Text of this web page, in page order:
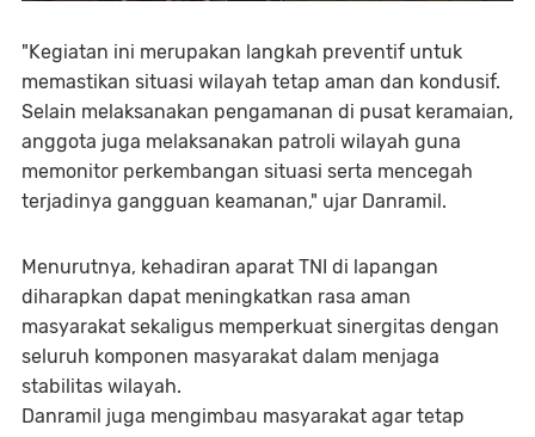
"Kegiatan ini merupakan langkah preventif untuk
memastikan situasi wilayah tetap aman dan kondusif.
Selain melaksanakan pengamanan di pusat keramaian,
anggota juga melaksanakan patroli wilayah guna
memonitor perkembangan situasi serta mencegah
terjadinya gangguan keamanan," ujar Danramil.
Menurutnya, kehadiran aparat TNI di lapangan
diharapkan dapat meningkatkan rasa aman
masyarakat sekaligus memperkuat sinergitas dengan
seluruh komponen masyarakat dalam menjaga
stabilitas wilayah.
Danramil juga mengimbau masyarakat agar tetap